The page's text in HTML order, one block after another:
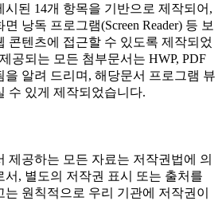
된 14개 항목을 기반으로 제작되어,
낭독 프로그램(Screen Reader) 등 보
콘텐츠에 접근할 수 있도록 제작되었
공되는 모든 첨부문서는 HWP, PDF
을 알려 드리며, 해당문서 프로그램 뷰
수 있게 제작되었습니다.
제공하는 모든 자료는 저작권법에 의
, 별도의 저작권 표시 또는 출처를
원칙적으로 우리 기관에 저작권이